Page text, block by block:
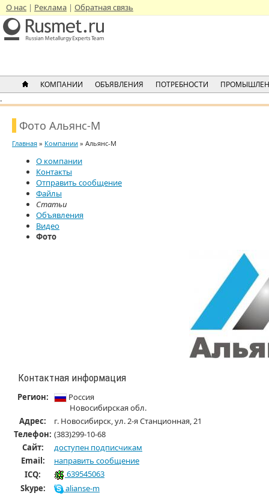
О нас Реклама Обратная связь
КОМПАНИИ ОБЪЯВЛЕНИЯ ПОТРЕБНОСТИ
.
Фото Альянс-М
Главная » Компании » Альянс-М
О компании
Контакты
Отправить сообщение
Файлы
Статьи
Объявления
Видео
Фото
Контактная информация
Регион:
Россия
Новосибирская обл.
Адрес:
г. Новосибирск, ул. 2-я Станционная, 21
Телефон: (383)299-10-68
Cайт:
доступен подписчикам
Email:
направить сообщение
ICQ:
639545063
Skype:
alianse-m